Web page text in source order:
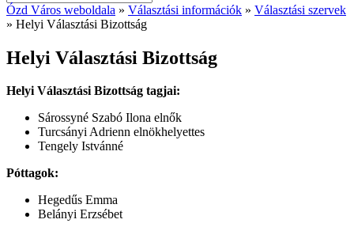
Ózd Város weboldala » Választási információk » Választási szervek
» Helyi Választási Bizottság
Helyi Választási Bizottság
Helyi Választási Bizottság tagjai:
Sárossyné Szabó Ilona elnők
Turcsányi Adrienn elnökhelyettes
Tengely Istvánné
Póttagok:
Hegedűs Emma
Belányi Erzsébet